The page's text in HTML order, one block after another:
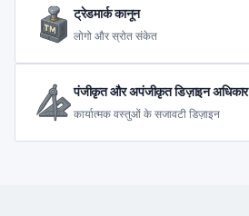
ट्रेडमार्क कानून
लोगो और स्रोत संकेत
पंजीकृत और अपंजीकृत डिज़ाइन अधिकार
कार्यात्मक वस्तुओं के सजावटी डिज़ाइन